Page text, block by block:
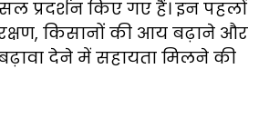
प्रदर्शन किए गए हैं। इन पहलों
किसानों की आय बढ़ाने और
देने में सहायता मिलने की